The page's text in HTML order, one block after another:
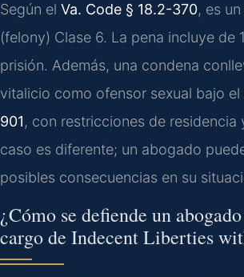
Según el Va. Code § 18.2-370, es
(felony) Clase 6. La pena incluye de
prisión. Además, una condena
vitalicio como ofensor sexual bajo el
901, con restricciones de residencia
caso es diferente; un abogado
posibles consecuencias en su
¿Cómo se defiende un
cargo de Indecent Liberties